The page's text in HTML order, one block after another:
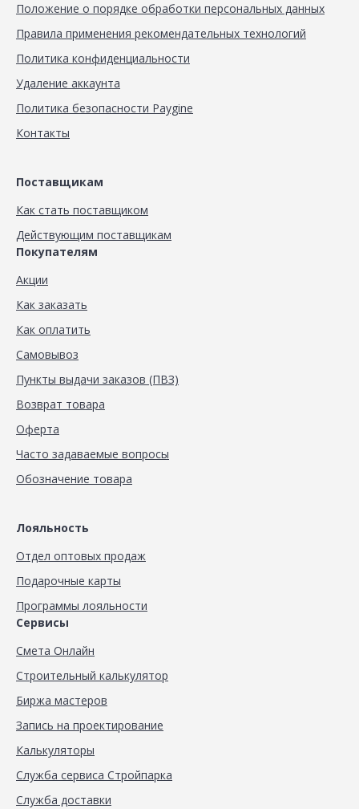
Положение о порядке обработки персональных данных
Правила применения рекомендательных технологий
Политика конфиденциальности
Удаление аккаунта
Политика безопасности Paygine
Контакты
Поставщикам
Как стать поставщиком
Действующим поставщикам
Покупателям
Акции
Как заказать
Как оплатить
Самовывоз
Пункты выдачи заказов (ПВЗ)
Возврат товара
Оферта
Часто задаваемые вопросы
Обозначение товара
Лояльность
Отдел оптовых продаж
Подарочные карты
Программы лояльности
Сервисы
Смета Онлайн
Строительный калькулятор
Биржа мастеров
Запись на проектирование
Калькуляторы
Служба сервиса Стройпарка
Служба доставки